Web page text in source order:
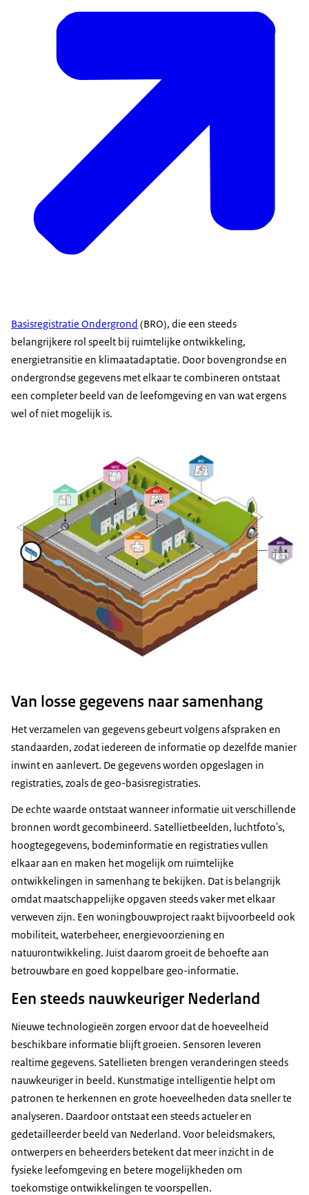
Basisregistratie Ondergrond (BRO), die een steeds
belangrijkere rol speelt bij ruimtelijke ontwikkeling,
energietransitie en klimaatadaptatie. Door bovengrondse en
ondergrondse gegevens met elkaar te combineren ontstaat
een completer beeld van de leefomgeving en van wat ergens
wel of niet mogelijk is.
Van losse gegevens naar samenhang
Het verzamelen van gegevens gebeurt volgens afspraken en
standaarden, zodat iedereen de informatie op dezelfde manier
inwint en aanlevert. De gegevens worden opgeslagen in
registraties, zoals de geo-basisregistraties.
De echte waarde ontstaat wanneer informatie uit verschillende
bronnen wordt gecombineerd. Satellietbeelden, luchtfoto's,
hoogtegegevens, bodeminformatie en registraties vullen
elkaar aan en maken het mogelijk om ruimtelijke
ontwikkelingen in samenhang te bekijken. Dat is belangrijk
omdat maatschappelijke opgaven steeds vaker met elkaar
verweven zijn. Een woningbouwproject raakt bijvoorbeeld ook
mobiliteit, waterbeheer, energievoorziening en
natuurontwikkeling. Juist daarom groeit de behoefte aan
betrouwbare en goed koppelbare geo-informatie.
Een steeds nauwkeuriger Nederland
Nieuwe technologieën zorgen ervoor dat de hoeveelheid
beschikbare informatie blijft groeien. Sensoren leveren
realtime gegevens. Satellieten brengen veranderingen steeds
nauwkeuriger in beeld. Kunstmatige intelligentie helpt om
patronen te herkennen en grote hoeveelheden data sneller te
analyseren. Daardoor ontstaat een steeds actueler en
gedetailleerder beeld van Nederland. Voor beleidsmakers,
ontwerpers en beheerders betekent dat meer inzicht in de
fysieke leefomgeving en betere mogelijkheden om
toekomstige ontwikkelingen te voorspellen.